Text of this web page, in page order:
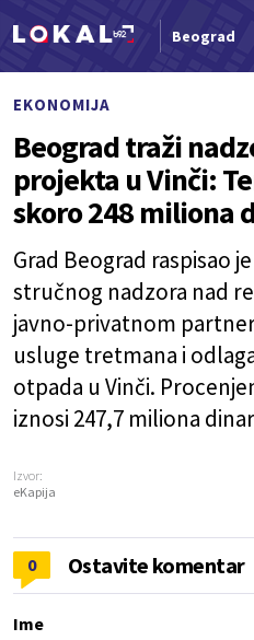
Beograd
EKONOMIJA
Beograd traži
projekta u Vinči:
skoro 248 miliona
Grad Beograd raspisao
stručnog nadzora nad
javno-privatnom
usluge tretmana i
otpada u Vinči.
iznosi 247,7 miliona
Izvor:
eKapija
0 Ostavite komentar
Ime